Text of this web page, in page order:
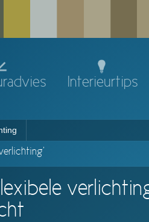
Interieurtips